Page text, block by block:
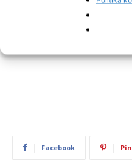
Facebook